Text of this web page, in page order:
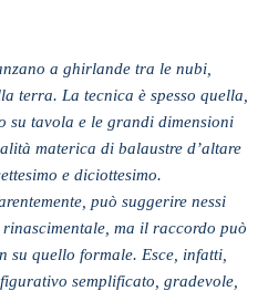
a ghirlande tra le nubi,
terra. La tecnica è spesso quella,
su tavola e le grandi dimensioni
materica di balaustre d’altare
e diciottesimo.
può suggerire nessi
ma il raccordo può
su quello formale. Esce, infatti,
semplificato, gradevole,